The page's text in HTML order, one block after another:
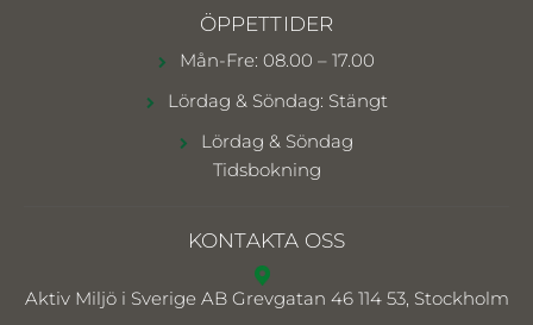
ÖPPETTIDER
Mån-Fre: 08.00 – 17.00
Lördag & Söndag: Stängt
Lördag & Söndag
Tidsbokning
KONTAKTA OSS
Aktiv Miljö i Sverige AB Grevgatan 46 114 53, Stockholm